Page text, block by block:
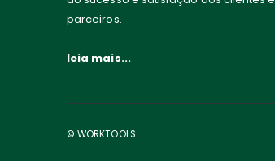
parceiros.
leia mais...
© WORKTOOLS